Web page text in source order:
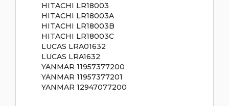
HITACHI LR18003
HITACHI LR18003A
HITACHI LR18003B
HITACHI LR18003C
LUCAS LRA01632
LUCAS LRA1632
YANMAR 11957377200
YANMAR 11957377201
YANMAR 12947077200